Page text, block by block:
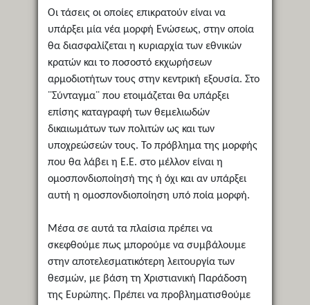
Οι τάσεις οι οποίες επικρατούν είναι να
υπάρξει μία νέα μορφή Ενώσεως, στην οποία
θα διασφαλίζεται η κυριαρχία των εθνικών
κρατών και το ποσοστό εκχωρήσεων
αρμοδιοτήτων τους στην κεντρική εξουσία. Στο
¨Σύνταγμα¨ που ετοιμάζεται θα υπάρξει
επίσης καταγραφή των θεμελιωδών
δικαιωμάτων των πολιτών ως και των
υποχρεώσεών τους. Το πρόβλημα της μορφής
που θα λάβει η Ε.Ε. στο μέλλον είναι η
ομοσπονδιοποίησή της ή όχι και αν υπάρξει
αυτή η ομοσπονδιοποίηση υπό ποία μορφή.
Μέσα σε αυτά τα πλαίσια πρέπει να
σκεφθούμε πως μπορούμε να συμβάλουμε
στην αποτελεσματικότερη λειτουργία των
θεσμών, με βάση τη Χριστιανική Παράδοση
της Ευρώπης. Πρέπει να προβληματισθούμε